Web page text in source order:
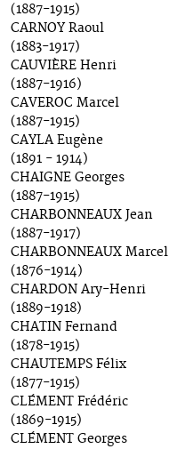
(1887-1915)
CARNOY Raoul
(1883-1917)
CAUVIÈRE Henri
(1887-1916)
CAVEROC Marcel
(1887-1915)
CAYLA Eugène
(1891 - 1914)
CHAIGNE Georges
(1887-1915)
CHARBONNEAUX Jean
(1887-1917)
CHARBONNEAUX Marcel
(1876-1914)
CHARDON Ary-Henri
(1889-1918)
CHATIN Fernand
(1878-1915)
CHAUTEMPS Félix
(1877-1915)
CLÉMENT Frédéric
(1869-1915)
CLÉMENT Georges